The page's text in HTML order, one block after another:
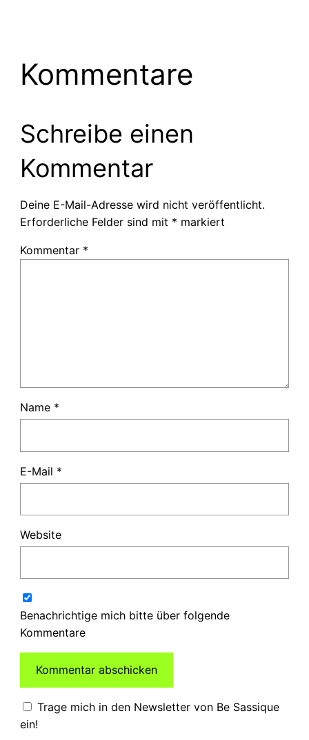
Kommentare
Schreibe einen
Kommentar
Deine E-Mail-Adresse wird nicht veröffentlicht.
Erforderliche Felder sind mit * markiert
Kommentar *
Name *
E-Mail *
Website
Benachrichtige mich bitte über folgende
Kommentare
Trage mich in den Newsletter von Be Sassique
ein!